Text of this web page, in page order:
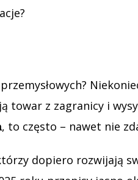
z zagranicy i
, to często – nawet nie
dopiero rozwijają